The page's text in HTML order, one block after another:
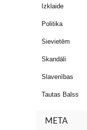
Izklaide
Politika
Sievietēm
Skandāli
Slavenības
Tautas Balss
META